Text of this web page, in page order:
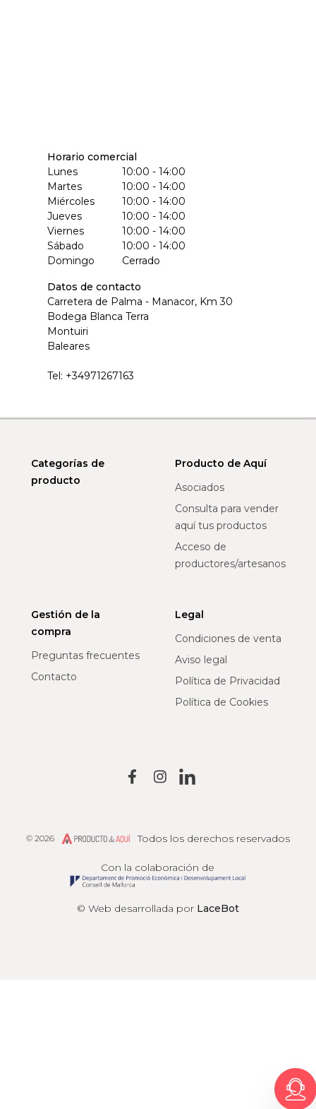
Horario comercial
Lunes
10:00 - 14:00
Martes
10:00 - 14:00
Miércoles
10:00 - 14:00
Jueves
10:00 - 14:00
Viernes
10:00 - 14:00
Sábado
10:00 - 14:00
Domingo
Cerrado
Datos de contacto
Carretera de Palma - Manacor, Km 30
Bodega Blanca Terra
Montuiri
Baleares
Tel: +34971267163
Categorías de
producto
Producto de Aquí
Asociados
Consulta para vender
aquí tus productos
Acceso de
productores/artesanos
Gestión de la
compra
Preguntas frecuentes
Contacto
Legal
Condiciones de venta
Aviso legal
Política de Privacidad
Política de Cookies
© Web desarrollada por LaceBot
Con la colaboración de
© 2026 Producto de AquíTodos los derechos reservados